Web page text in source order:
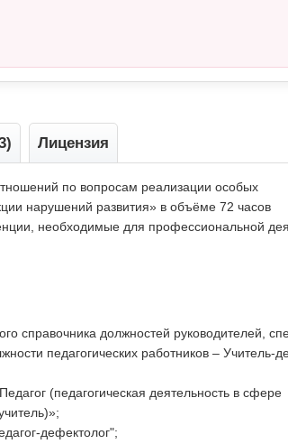
Лицензия
по вопросам реализации особых
нарушений развития» в объёме 72 часов
необходимые для профессиональной
справочника должностей руководителей,
педагогических работников – Учитель-
(педагогическая деятельность в сфере
дефектолог";